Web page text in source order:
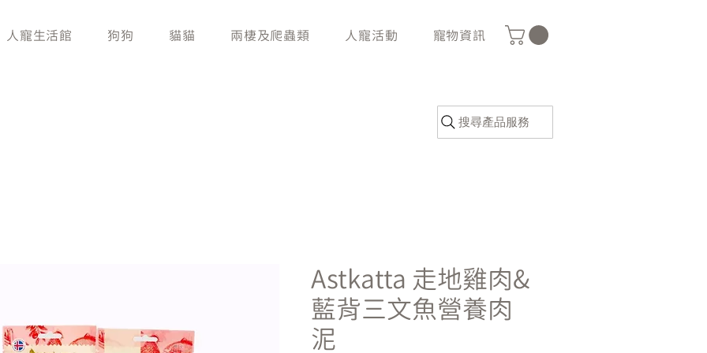
人寵生活館 狗狗 貓貓 兩棲及爬蟲類 人寵活動 寵物資訊
搜尋產品服務
Astkatta 走地雞肉&
藍背三文魚營養肉
泥